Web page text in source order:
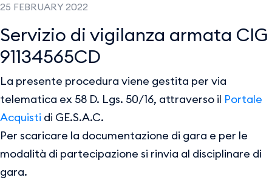
25 FEBRUARY 2022
Servizio di vigilanza armata CIG
91134565CD
La presente procedura viene gestita per via
telematica ex 58 D. Lgs. 50/16, attraverso il Portale
Acquisti di GE.S.A.C.
Per scaricare la documentazione di gara e per le
modalità di partecipazione si rinvia al disciplinare di
gara.